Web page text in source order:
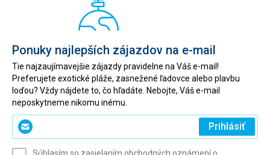
Ponuky najlepších zájazdov na e-mail
Tie najzaujímavejšie zájazdy pravidelne na Váš e-mail!
Preferujete exotické pláže, zasnežené ľadovce alebo plavbu
loďou? Vždy nájdete to, čo hľadáte. Nebojte, Váš e-mail
neposkytneme nikomu inému.
Zadajte
svoj
Prihlásiť